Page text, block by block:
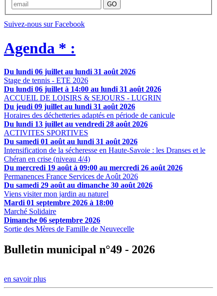
GO
Suivez-nous sur Facebook
Agenda * :
Du lundi 06 juillet au lundi 31 août 2026
Stage de tennis - ETE 2026
Du lundi 06 juillet à 14:00 au lundi 31 août 2026
ACCUEIL DE LOISIRS & SEJOURS - LUGRIN
Du jeudi 09 juillet au lundi 31 août 2026
Horaires des déchetteries adaptés en période de canicule
Du lundi 13 juillet au vendredi 28 août 2026
ACTIVITES SPORTIVES
Du samedi 01 août au lundi 31 août 2026
Intensification de la sécheresse en Haute-Savoie : les Dranses et le
Chéran en crise (niveau 4/4)
Du mercredi 19 août à 09:00 au mercredi 26 août 2026
Permanences France Services de Août 2026
Du samedi 29 août au dimanche 30 août 2026
Viens visiter mon jardin au naturel
Mardi 01 septembre 2026 à 18:00
Marché Solidaire
Dimanche 06 septembre 2026
Sortie des Mères de Famille de Neuvecelle
Bulletin municipal n°49 - 2026
en savoir plus